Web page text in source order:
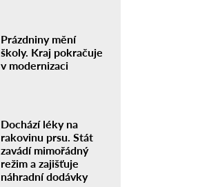
Prázdniny mění
školy. Kraj pokračuje
v modernizaci
Dochází léky na
rakovinu prsu. Stát
zavádí mimořádný
režim a zajišťuje
náhradní dodávky